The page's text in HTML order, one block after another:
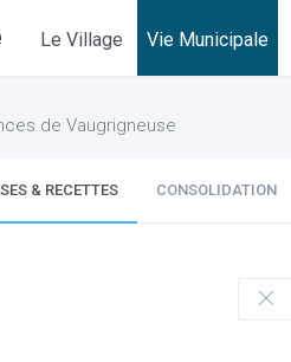
Le Village Vie Municipale
de Vaugrigneuse
& RECETTES CONSOLIDATION